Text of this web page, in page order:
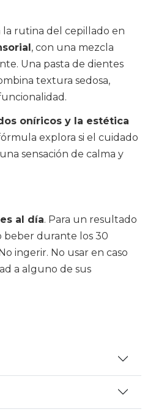
rutina del cepillado en
, con una mezcla
Una pasta de dientes
textura sedosa,
oníricos y la estética
explora si el cuidado
sensación de calma y
al día. Para un resultado
beber durante los 30
ingerir. No usar en caso
a alguno de sus